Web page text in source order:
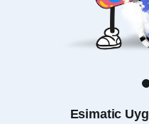
Esimatic
1